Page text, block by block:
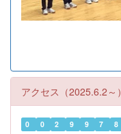
アクセス（2025.6.2～）
0 0 2 9 9 7 8